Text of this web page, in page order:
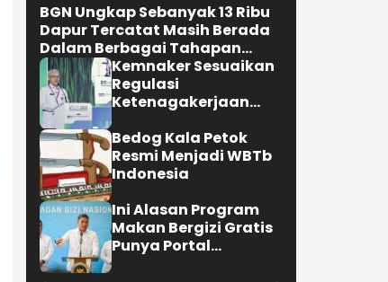
BGN Ungkap Sebanyak 13 Ribu
Dapur Tercatat Masih Berada
Dalam Berbagai Tahapan
Verifikasi dan Belum
Seluruhnya Siap Beroperasi
Kemnaker Sesuaikan
Regulasi
Ketenagakerjaan
Dunia Kerja
Bedog Kala Petok
Resmi Menjadi WBTb
Indonesia
Ini Alasan Program
Makan Bergizi Gratis
Punya Portal